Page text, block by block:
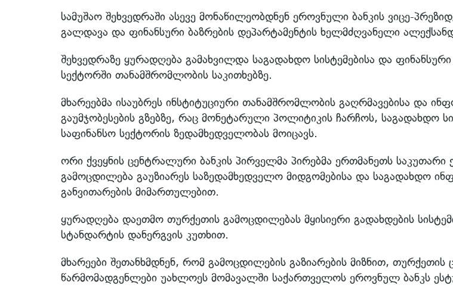
სამუშაო შეხვედრაში ასევე მონაწილეობდნენ ეროვნული ბანკის ვიცე-
გალდავა და ფინანსური ბაზრების დეპარტამენტის ხელმძღვანელი
შეხვედრაზე ყურადღება გამახვილდა საგადახდო სისტემებისა და
სექტორში თანამშრომლობის საკითხებზე.
მხარეებმა ისაუბრეს ინსტიტუციური თანამშრომლობის გაღრმავებისა და
გაუმჯობესების გზებზე, რაც მონეტარული პოლიტიკის ჩარჩოს, საგადახდო
საფინანსო სექტორის ზედამხედველობას მოიცავს.
ორი ქვეყნის ცენტრალური ბანკის პირველმა პირებმა ერთმანეთს საკუთარი
გამოცდილება გაუზიარეს საზედამხედველო მიდგომებისა და საგადახდო
განვითარების მიმართულებით.
ყურადღება დაეთმო თურქეთის გამოცდილებას მყისიერი გადახდების
სტანდარტის დანერგვის კუთხით.
მხარეები შეთანხმდნენ, რომ გამოცდილების გაზიარების მიზნით, თურქეთის
წარმომადგენლები უახლოეს მომავალში საქართველოს ეროვნულ ბანკს